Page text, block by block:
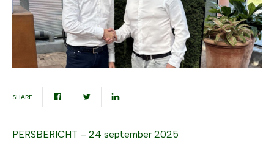
SHARE
PERSBERICHT – 24 september 2025